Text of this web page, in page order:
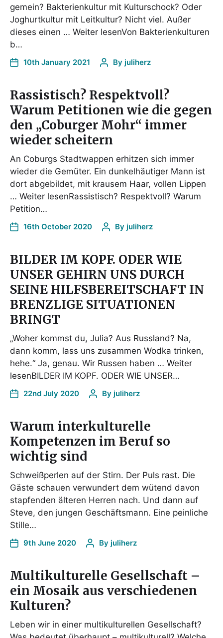
gemein? Bakterienkultur mit Kulturschock? Oder
Joghurtkultur mit Leitkultur? Nicht viel. Außer
dieses einen … Weiter lesenVon Bakterienkulturen
b…
10th January 2021 By juliherz
Rassistisch? Respektvoll?
Warum Petitionen wie die gegen
den „Coburger Mohr“ immer
wieder scheitern
An Coburgs Stadtwappen erhitzen sich immer
wieder die Gemüter. Ein dunkelhäutiger Mann ist
dort abgebildet, mit krausem Haar, vollen Lippen
… Weiter lesenRassistisch? Respektvoll? Warum
Petition…
16th October 2020 By juliherz
BILDER IM KOPF. ODER WIE
UNSER GEHIRN UNS DURCH
SEINE HILFSBEREITSCHAFT IN
BRENZLIGE SITUATIONEN
BRINGT
„Woher kommst du, Julia? Aus Russland? Na,
dann komm, lass uns zusammen Wodka trinken,
hehe.“ Ja, genau. Wir Russen haben … Weiter
lesenBILDER IM KOPF. ODER WIE UNSER…
22nd July 2020 By juliherz
Warum interkulturelle
Kompetenzen im Beruf so
wichtig sind
Schweißperlen auf der Stirn. Der Puls rast. Die
Gäste schauen verwundert dem wütend davon
stapfenden älteren Herren nach. Und dann auf
Steve, den jungen Geschäftsmann. Eine peinliche
Stille…
9th June 2020 By juliherz
Multikulturelle Gesellschaft –
ein Mosaik aus verschiedenen
Kulturen?
Leben wir in einer multikulturellen Gesellschaft?